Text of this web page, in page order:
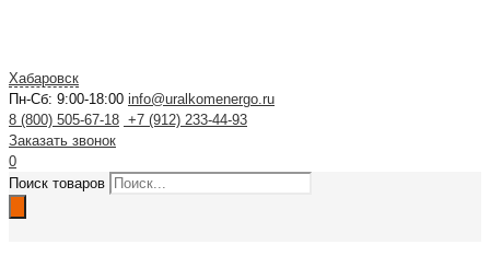
Хабаровск
Пн-Сб: 9:00-18:00 info@uralkomenergo.ru
8 (800) 505-67-18 +7 (912) 233-44-93
Заказать звонок
0
Поиск товаров